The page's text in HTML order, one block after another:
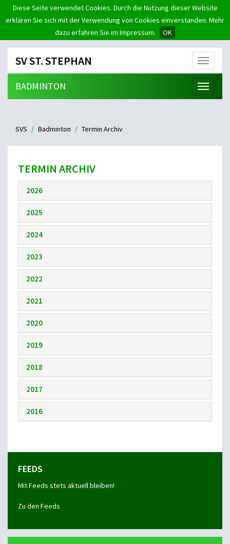
Diese Seite verwendet Cookies. Durch die Nutzung dieser Website
erklären Sie sich mit der Verwendung von Cookies einverstanden. Mehr
dazu erfahren Sie im Impressum.
OK
Menü
SV ST. STEPHAN
Menü
BADMINTON
SVS Badminton Termin Archiv
TERMIN ARCHIV
2026
2025
2024
2023
2022
2021
2020
2019
2018
2017
2016
FEEDS
Mit Feeds stets aktuell bleiben!
Zu den Feeds